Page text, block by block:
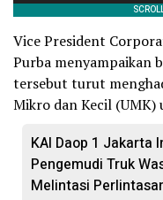
Vice President
Purba menyampaikan
tersebut turut
Mikro dan Kecil (UMK)
KAI Daop 1 Jakarta
Pengemudi Truk
Melintasi